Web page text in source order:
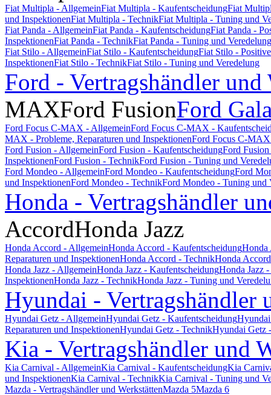
Fiat Multipla - AllgemeinFiat Multipla - KaufentscheidungFiat
und InspektionenFiat Multipla - TechnikFiat Multipla - Tuning und
Fiat Panda - AllgemeinFiat Panda - KaufentscheidungFiat Panda -
InspektionenFiat Panda - TechnikFiat Panda - Tuning und Veredelung
Fiat Stilo - AllgemeinFiat Stilo - KaufentscheidungFiat Stilo -
InspektionenFiat Stilo - TechnikFiat Stilo - Tuning und Veredelung
Ford - Vertragshändler und
MAXFord FusionFord
Ford Focus C-MAX - AllgemeinFord Focus C-MAX -
MAX - Probleme, Reparaturen und InspektionenFord Focus C-
Ford Fusion - AllgemeinFord Fusion - KaufentscheidungFord
InspektionenFord Fusion - TechnikFord Fusion - Tuning und
Ford Mondeo - AllgemeinFord Mondeo - KaufentscheidungFord
und InspektionenFord Mondeo - TechnikFord Mondeo - Tuning und
Honda - Vertragshändler
AccordHonda Jazz
Honda Accord - AllgemeinHonda Accord - KaufentscheidungHonda
Reparaturen und InspektionenHonda Accord - TechnikHonda
Honda Jazz - AllgemeinHonda Jazz - KaufentscheidungHonda Jazz
InspektionenHonda Jazz - TechnikHonda Jazz - Tuning und
Hyundai - Vertragshändler
Hyundai Getz - AllgemeinHyundai Getz - Kaufentscheidung
Reparaturen und InspektionenHyundai Getz - TechnikHyundai Getz
Kia - Vertragshändler und
Kia Carnival - AllgemeinKia Carnival - KaufentscheidungKia
und InspektionenKia Carnival - TechnikKia Carnival - Tuning und
Mazda - Vertragshändler und WerkstättenMazda 5Mazda 6